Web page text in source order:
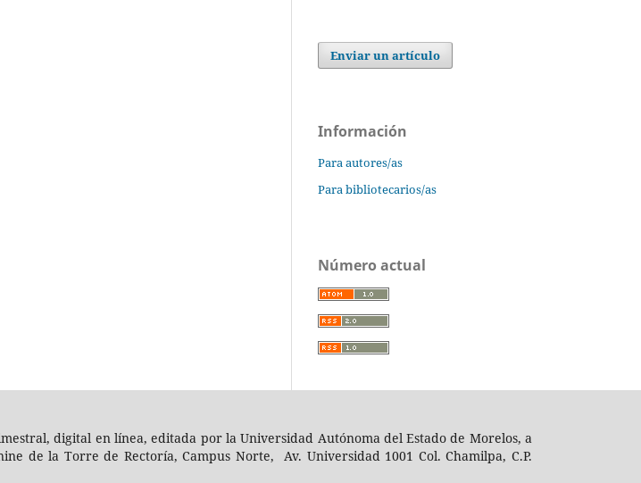
Enviar un artículo
Información
Para autores/as
Para bibliotecarios/as
Número actual
digital en línea, editada por la Universidad Autónoma del Estado de Morelos, a
de la Torre de Rectoría, Campus Norte, Av. Universidad 1001 Col. Chamilpa, C.P.